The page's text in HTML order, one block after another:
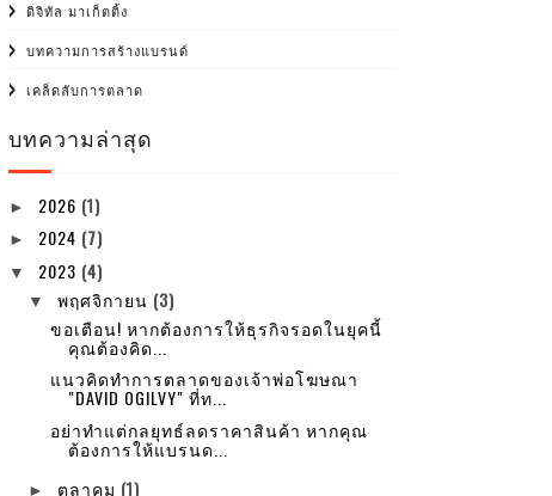
ดิจิทัล มาเก็ตติ้ง
บทความการสร้างแบรนด์
เคล็ดลับการตลาด
บทความล่าสุด
► 2026 (1)
► 2024 (7)
▼ 2023 (4)
▼พฤศจิกายน (3)
ขอเตือน! หากต้องการให้ธุรกิจรอดในยุคนี้
คุณต้องคิด...
แนวคิดทำการตลาดของเจ้าพ่อโฆษณา
"DAVID OGILVY" ที่ท...
อย่าทำแต่กลยุทธ์ลดราคาสินค้า หากคุณ
ต้องการให้แบรนด...
► ตุลาคม (1)